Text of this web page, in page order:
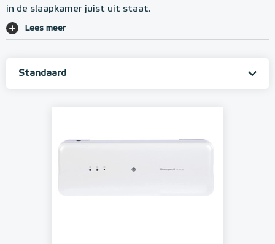
in de slaapkamer juist uit staat.
Lees meer